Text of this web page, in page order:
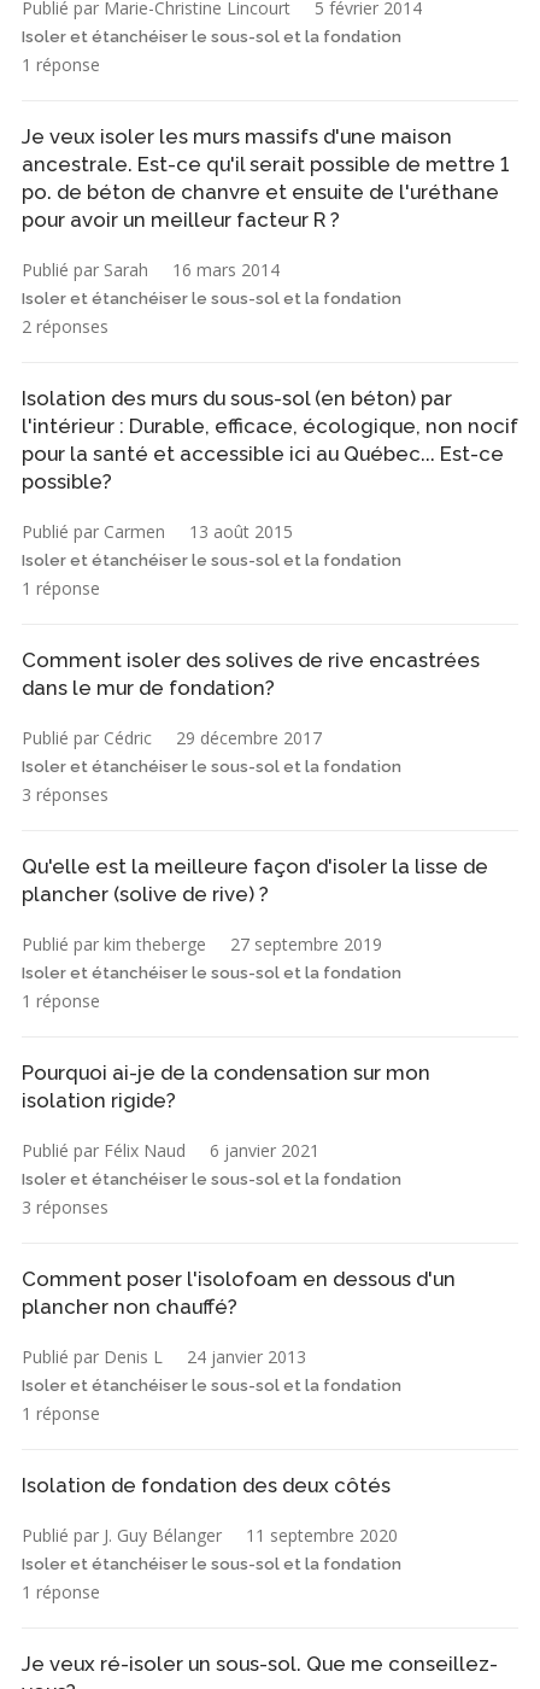
Publié par Marie-Christine Lincourt 5 février 2014
Isoler et étanchéiser le sous-sol et la fondation
1 réponse
Je veux isoler les murs massifs d'une maison
ancestrale. Est-ce qu'il serait possible de mettre 1
po. de béton de chanvre et ensuite de l'uréthane
pour avoir un meilleur facteur R ?
Publié par Sarah 16 mars 2014
Isoler et étanchéiser le sous-sol et la fondation
2 réponses
Isolation des murs du sous-sol (en béton) par
l'intérieur : Durable, efficace, écologique, non nocif
pour la santé et accessible ici au Québec... Est-ce
possible?
Publié par Carmen 13 août 2015
Isoler et étanchéiser le sous-sol et la fondation
1 réponse
Comment isoler des solives de rive encastrées
dans le mur de fondation?
Publié par Cédric 29 décembre 2017
Isoler et étanchéiser le sous-sol et la fondation
3 réponses
Qu'elle est la meilleure façon d'isoler la lisse de
plancher (solive de rive) ?
Publié par kim theberge 27 septembre 2019
Isoler et étanchéiser le sous-sol et la fondation
1 réponse
Pourquoi ai-je de la condensation sur mon
isolation rigide?
Publié par Félix Naud 6 janvier 2021
Isoler et étanchéiser le sous-sol et la fondation
3 réponses
Comment poser l'isolofoam en dessous d'un
plancher non chauffé?
Publié par Denis L 24 janvier 2013
Isoler et étanchéiser le sous-sol et la fondation
1 réponse
Isolation de fondation des deux côtés
Publié par J. Guy Bélanger 11 septembre 2020
Isoler et étanchéiser le sous-sol et la fondation
1 réponse
Je veux ré-isoler un sous-sol. Que me conseillez-